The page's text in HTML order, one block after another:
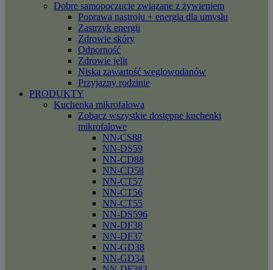
Dobre samopoczucie związane z żywieniem
Poprawa nastroju + energia dla umysłu
Zastrzyk energii
Zdrowie skóry
Odporność
Zdrowie jelit
Niska zawartość węglowodanów
Przyjazny rodzinie
PRODUKTY
Kuchenka mikrofalowa
Zobacz wszystkie dostępne kuchenki
mikrofalowe
NN-CS88
NN-DS59
NN-CD88
NN-CD58
NN-CT57
NN-CT56
NN-CT55
NN-DS596
NN-DF38
NN-DF37
NN-GD38
NN-GD34